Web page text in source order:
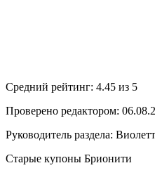
Средний рейтинг: 4.45 из 5
Проверено редактором:
Руководитель раздела:
Старые купоны Брионити